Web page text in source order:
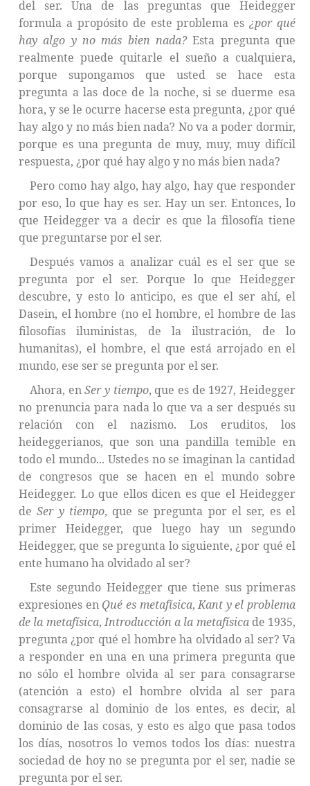
del ser. Una de las preguntas que Heidegger
formula a propósito de este problema es¿por qué
hay algo y no más bien nada?Esta pregunta que
realmente puede quitarle el sueño a cualquiera,
porque supongamos que usted se hace esta
pregunta a las doce de la noche, si se duerme esa
hora, y se le ocurre hacerse esta pregunta, ¿por qué
hay algo y no más bien nada? No va a poder dormir,
porque es una pregunta de muy, muy, muy difícil
respuesta, ¿por qué hay algo y no más bien nada?
Pero como hay algo, hay algo, hay que responder
por eso, lo que hay es ser. Hay un ser. Entonces, lo
que Heidegger va a decir es que la filosofía tiene
que preguntarse por el ser.
Después vamos a analizar cuál es el ser que se
pregunta por el ser. Porque lo que Heidegger
descubre, y esto lo anticipo, es que el ser ahí, el
Dasein, el hombre (no el hombre, el hombre de las
filosofías iluministas, de la ilustración, de lo
humanitas), el hombre, el que está arrojado en el
mundo, ese ser se pregunta por el ser.
Ahora, enSer y tiempo, que es de 1927, Heidegger
no prenuncia para nada lo que va a ser después su
relación con el nazismo. Los eruditos, los
heideggerianos, que son una pandilla temible en
todo el mundo... Ustedes no se imaginan la cantidad
de congresos que se hacen en el mundo sobre
Heidegger. Lo que ellos dicen es que el Heidegger
deSer y tiempo, que se pregunta por el ser, es el
primer Heidegger, que luego hay un segundo
Heidegger, que se pregunta lo siguiente, ¿por qué el
ente humano ha olvidado al ser?
Este segundo Heidegger que tiene sus primeras
expresiones en Qué es metafísica,Kant y el problema
de la metafísica,Introducción a la metafísicade 1935,
pregunta ¿por qué el hombre ha olvidado al ser? Va
a responder en una en una primera pregunta que
no sólo el hombre olvida al ser para consagrarse
(atención a esto) el hombre olvida al ser para
consagrarse al dominio de los entes, es decir, al
dominio de las cosas, y esto es algo que pasa todos
los días, nosotros lo vemos todos los días: nuestra
sociedad de hoy no se pregunta por el ser, nadie se
pregunta por el ser.